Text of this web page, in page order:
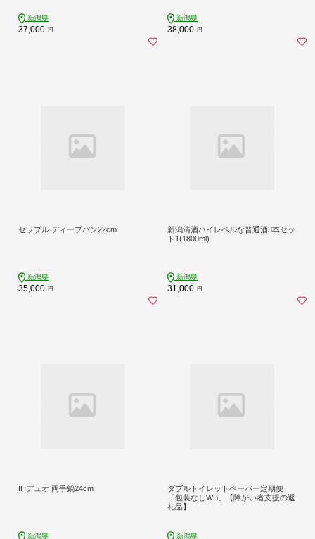
新潟県
37,000 円
新潟県
38,000 円
セラブル ディープパン22cm
新潟県
35,000 円
新潟清酒ハイレベルな普通酒3本セッ
ト1(1800ml)
新潟県
31,000 円
IHデュオ 両手鍋24cm
新潟県
ダブルトイレットペーパー定期便
「包装なしWB」【障がい者支援の返
礼品】
新潟県